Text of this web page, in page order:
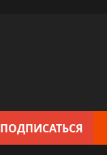
ПОДПИСАТЬСЯ